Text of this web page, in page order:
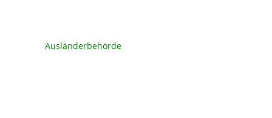
Ausländerbehörde